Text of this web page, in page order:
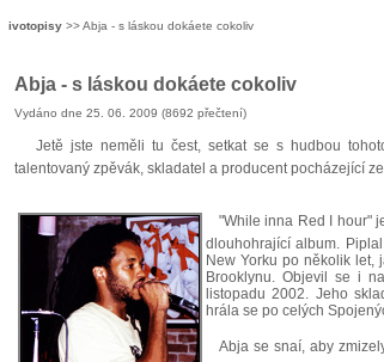
ivotopisy >> Abja - s láskou dokáete cokoliv
Abja - s láskou dokáete cokoliv
Vydáno dne 25. 06. 2009 (8692 přečtení)
Jetě jste neměli tu čest, setkat se s hudbou
talentovaný zpěvák, skladatel a producent pocházející
"While inna Red I hour"
dlouhohrající album.
New Yorku po několik let,
Brooklynu. Objevil se i
listopadu 2002. Jeho
hrála se po celých
Abja se snaí, aby